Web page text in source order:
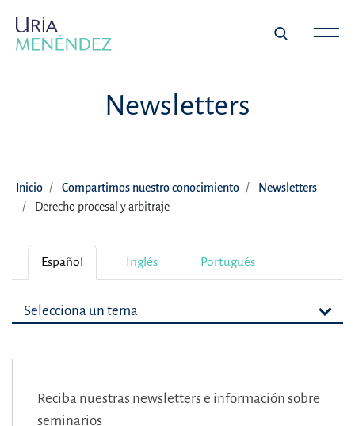
Newsletters
Inicio Compartimos nuestro conocimiento
Newsletters
Derecho procesal y arbitraje
Español Inglés Portugués
Selecciona un tema
Reciba nuestras newsletters e información sobre
seminarios